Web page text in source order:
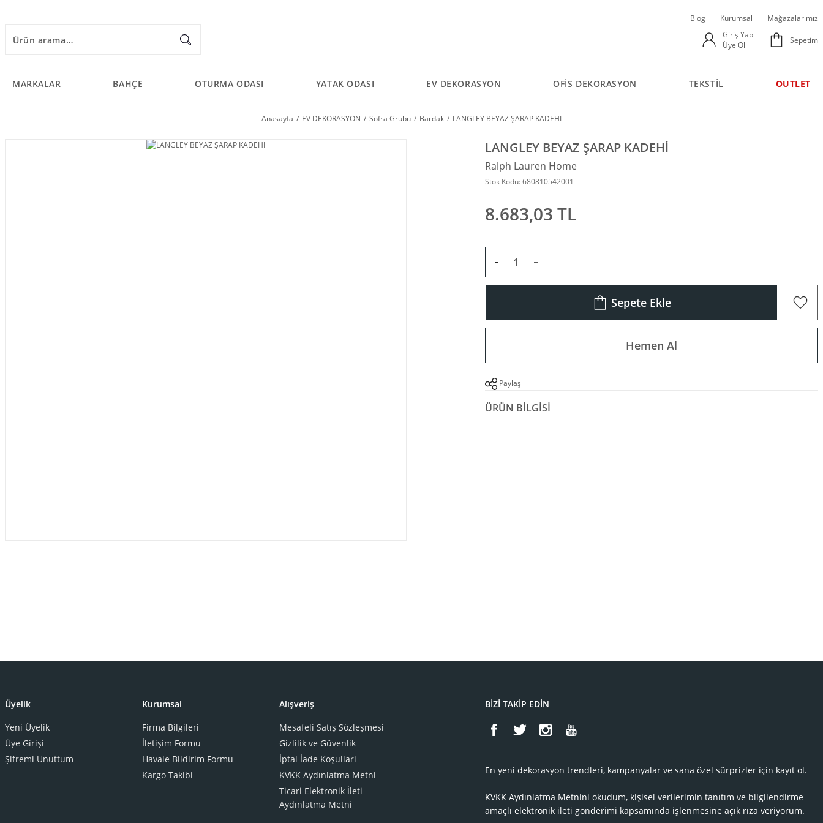
Blog Kurumsal
Mağazalarımız
Giriş Yap
Üye Ol
Sepetim
MARKALAR BAHÇE OTURMA ODASI YATAK ODASI EV DEKORASYON OFİS DEKORASYON TEKSTİL OUTLET
Anasayfa EV DEKORASYON Sofra Grubu Bardak LANGLEY BEYAZ ŞARAP KADEHİ
LANGLEY BEYAZ ŞARAP KADEHİ
Ralph Lauren Home
Stok Kodu: 680810542001
8.683,03 TL
Sepete Ekle
Hemen Al
Paylaş
ÜRÜN BILGISI
Üyelik
Yeni Üyelik
Üye Girişi
Şifremi Unuttum
Kurumsal
Firma Bilgileri
İletişim Formu
Havale Bildirim Formu
Kargo Takibi
Alışveriş
Mesafeli Satış Sözleşmesi
Gizlilik ve Güvenlik
İptal İade Koşullari
KVKK Aydınlatma Metni
Ticari Elektronik İleti
Aydınlatma Metni
BİZİ TAKİP EDİN
En yeni dekorasyon trendleri, kampanyalar ve sana özel sürprizler için kayıt ol.
KVKK Aydınlatma Metnini okudum, kişisel verilerimin tanıtım ve bilgilendirme
amaçlı elektronik ileti gönderimi kapsamında işlenmesine açık rıza veriyorum.